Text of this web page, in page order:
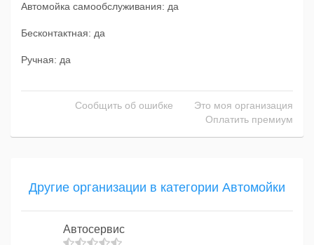
Автомойка самообслуживания: да
Бесконтактная: да
Ручная: да
Сообщить об ошибке
Это моя организация
Оплатить премиум
Другие организации в категории Автомойки
Автосервис